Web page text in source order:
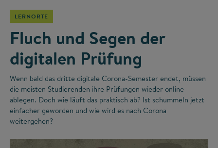
LERNORTE
Fluch und Segen der
digitalen Prüfung
Wenn bald das dritte digitale Corona-Semester endet, müssen
die meisten Studierenden ihre Prüfungen wieder online
ablegen. Doch wie läuft das praktisch ab? Ist schummeln jetzt
einfacher geworden und wie wird es nach Corona
weitergehen?